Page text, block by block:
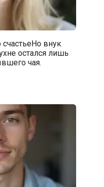
внук
остался лишь
чая.